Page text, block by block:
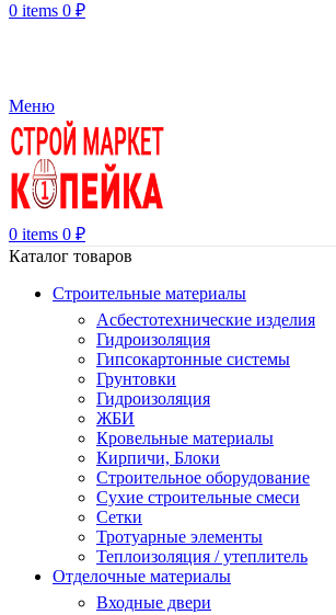
0 items 0 ₽
Меню
0 items 0 ₽
Каталог товаров
Строительные материалы
Асбестотехнические изделия
Гидроизоляция
Гипсокартонные системы
Грунтовки
Гидроизоляция
ЖБИ
Кровельные материалы
Кирпичи, Блоки
Строительное оборудование
Сухие строительные смеси
Сетки
Тротуарные элементы
Теплоизоляция / утеплитель
Отделочные материалы
Входные двери